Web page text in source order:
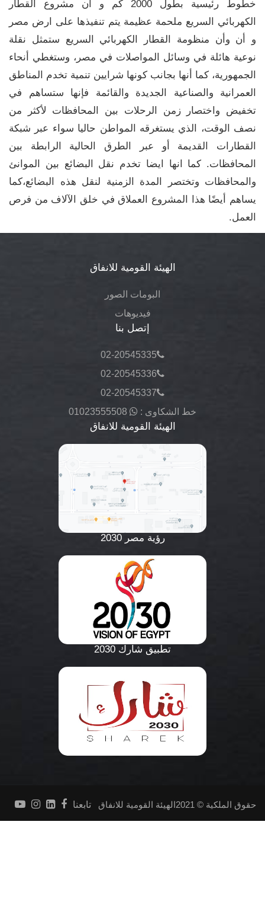
خطوط رئيسية بطول 2000 كم و أن مشروع القطار
الكهربائي السريع ملحمة عظيمة يتم تنفيذها على ارض مصر
و أن وأن منظومة القطار الكهربائي السريع ستمثل نقلة
نوعية هائلة في وسائل المواصلات في مصر، وستغطي أنحاء
الجمهورية، كما أنها بجانب كونها شرايين تنمية تخدم المناطق
العمرانية والصناعية الجديدة والقائمة فإنها ستساهم في
تخفيض واختصار زمن الرحلات بين المحافظات لأكثر من
نصف الوقت، الذي يستغرقه المواطن حاليا سواء عبر شبكة
القطارات القديمة أو عبر الطرق الحالية الرابطة بين
المحافظات. كما انها ايضا تخدم نقل البضائع بين الموانئ
والمحافظات وتختصر المدة الزمنية لنقل هذه البضائع،كما
يساهم أيضًا هذا المشروع العملاق في خلق الآلاف من فرص
العمل.
الهيئة القومية للانفاق
البومات الصور
فيديوهات
إتصل بنا
02-20545335
02-20545336
02-20545337
خط الشكاوى :
01023555508
الهيئة القومية للانفاق
رؤية مصر 2030
تطبيق شارك 2030
حقوق الملكية © 2021الهيئة القومية للانفاق تابعنا